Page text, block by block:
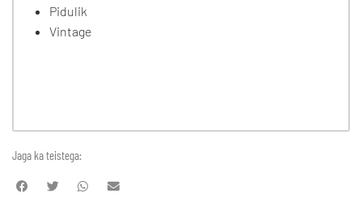
Pidulik
Vintage
Jaga ka teistega: